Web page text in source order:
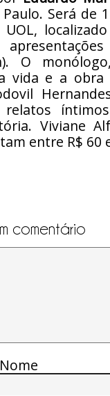
Será de
O
vida e a
relatos
Viviane
entre R$ 60
comentário
Nome